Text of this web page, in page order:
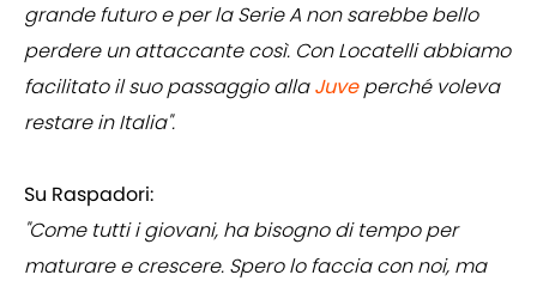
grande futuro e per la Serie A non sarebbe bello
perdere un attaccante così. Con Locatelli abbiamo
facilitato il suo passaggio allaJuveperché voleva
restare in Italia".
Su Raspadori:
"Come tutti i giovani, ha bisogno di tempo per
maturare e crescere. Spero lo faccia con noi, ma